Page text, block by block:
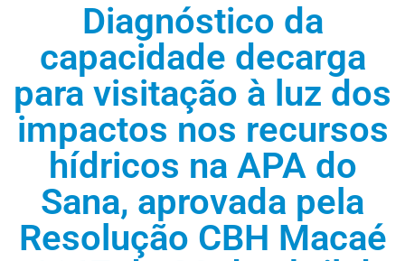
Diagnóstico da
capacidade decarga
para visitação à luz dos
impactos nos recursos
hídricos na APA do
Sana, aprovada pela
Resolução CBH Macaé